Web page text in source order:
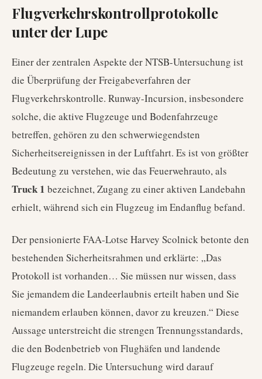
Flugverkehrskontrollprotokolle
unter der Lupe
Einer der zentralen Aspekte der NTSB-Untersuchung ist
die Überprüfung der Freigabeverfahren der
Flugverkehrskontrolle. Runway-Incursion, insbesondere
solche, die aktive Flugzeuge und Bodenfahrzeuge
betreffen, gehören zu den schwerwiegendsten
Sicherheitsereignissen in der Luftfahrt. Es ist von größter
Bedeutung zu verstehen, wie das Feuerwehrauto, als
Truck 1 bezeichnet, Zugang zu einer aktiven Landebahn
erhielt, während sich ein Flugzeug im Endanflug befand.
Der pensionierte FAA-Lotse Harvey Scolnick betonte den
bestehenden Sicherheitsrahmen und erklärte: „Das
Protokoll ist vorhanden… Sie müssen nur wissen, dass
Sie jemandem die Landeerlaubnis erteilt haben und Sie
niemandem erlauben können, davor zu kreuzen.“ Diese
Aussage unterstreicht die strengen Trennungsstandards,
die den Bodenbetrieb von Flughäfen und landende
Flugzeuge regeln. Die Untersuchung wird darauf